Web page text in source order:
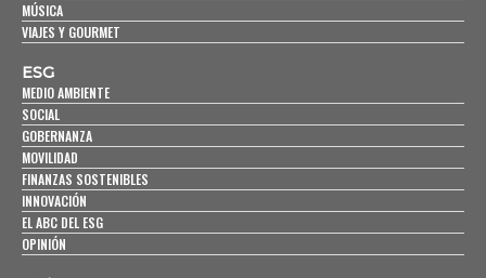
MÚSICA
VIAJES Y GOURMET
ESG
MEDIO AMBIENTE
SOCIAL
GOBERNANZA
MOVILIDAD
FINANZAS SOSTENIBLES
INNOVACIÓN
EL ABC DEL ESG
OPINIÓN